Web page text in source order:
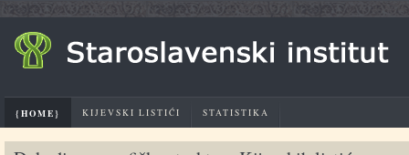
{HOME} KIJEVSKI LISTIĆI STATISTIKA